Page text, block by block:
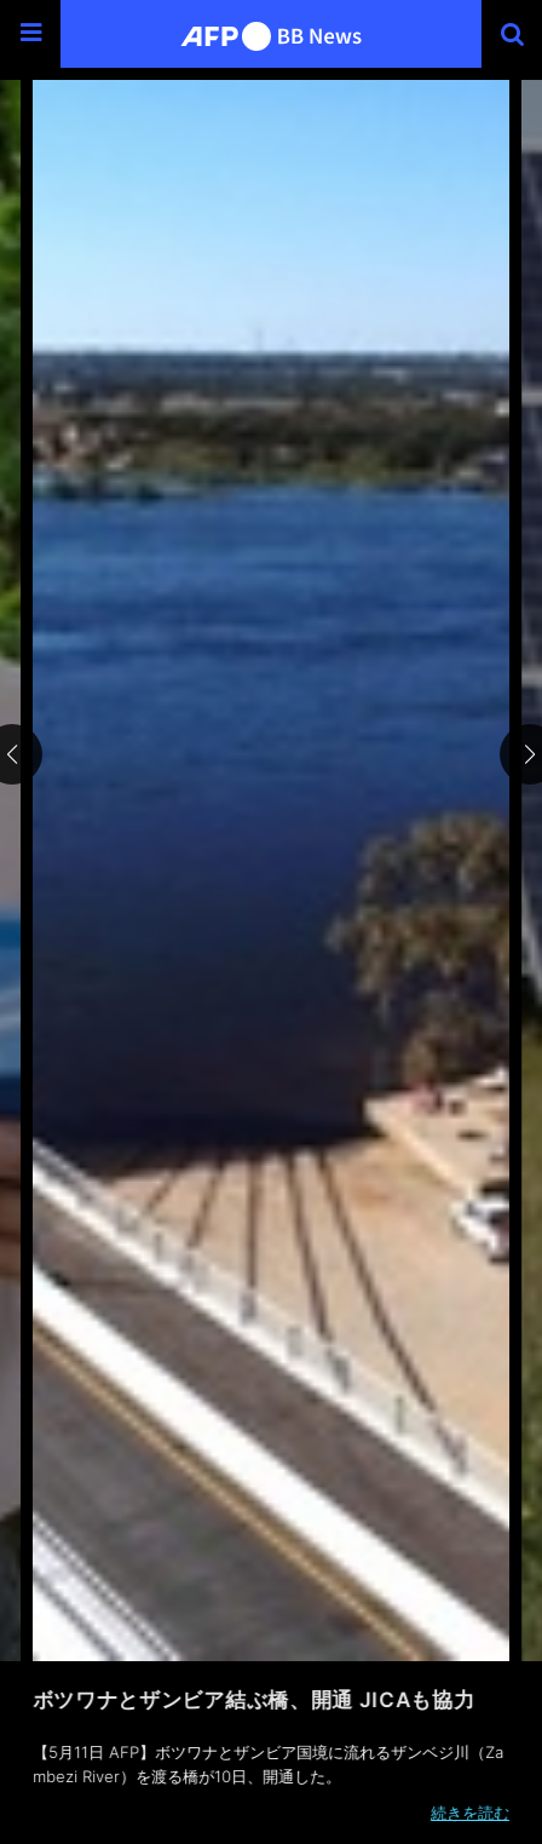
ボツワナとザンビア結ぶ橋、開通 JICAも協力
【5月11日 AFP】ボツワナとザンビア国境に流れるザンベジ川（Za
mbezi River）を渡る橋が10日、開通した。
続きを読む